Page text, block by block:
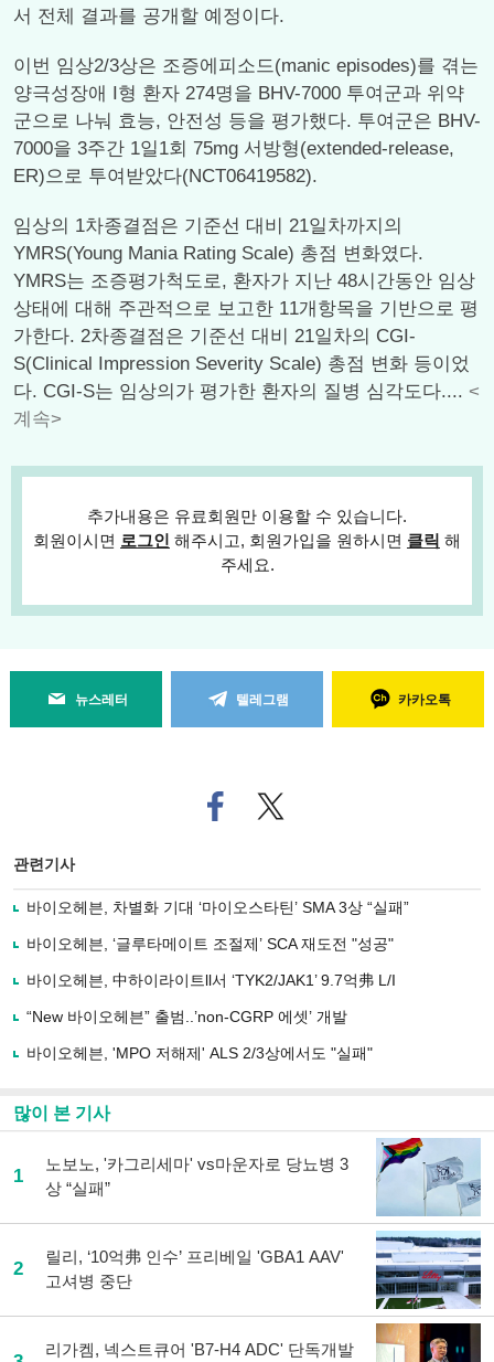
서 전체 결과를 공개할 예정이다.
이번 임상2/3상은 조증에피소드(manic episodes)를 겪는
양극성장애 I형 환자 274명을 BHV-7000 투여군과 위약
군으로 나눠 효능, 안전성 등을 평가했다. 투여군은 BHV-
7000을 3주간 1일1회 75mg 서방형(extended-release,
ER)으로 투여받았다(NCT06419582).
임상의 1차종결점은 기준선 대비 21일차까지의
YMRS(Young Mania Rating Scale) 총점 변화였다.
YMRS는 조증평가척도로, 환자가 지난 48시간동안 임상
상태에 대해 주관적으로 보고한 11개항목을 기반으로 평
가한다. 2차종결점은 기준선 대비 21일차의 CGI-
S(Clinical Impression Severity Scale) 총점 변화 등이었
다. CGI-S는 임상의가 평가한 환자의 질병 심각도다.... <
계속>
추가내용은 유료회원만 이용할 수 있습니다.
회원이시면 로그인 해주시고, 회원가입을 원하시면 클릭 해
주세요.
뉴스레터 텔레그램 카카오톡
페
이
로
기
사
유
기
트위
터로
관련기사
바이오헤븐, 차별화 기대 ‘마이오스타틴’ SMA 3상 “실패”
바이오헤븐, ‘글루타메이트 조절제’ SCA 재도전 "성공"
바이오헤븐, 中하이라이트ll서 ‘TYK2/JAK1’ 9.7억弗 L/I
“New 바이오헤븐” 출범..’non-CGRP 에셋’ 개발
바이오헤븐, 'MPO 저해제' ALS 2/3상에서도 "실패"
많이 본 기사
1
노보노, '카그리세마' vs마운자로 당뇨병 3
상 “실패”
2
릴리, ‘10억弗 인수’ 프리베일 'GBA1 AAV'
고셔병 중단
리가켐, 넥스트큐어 'B7-H4 ADC' 단독개발